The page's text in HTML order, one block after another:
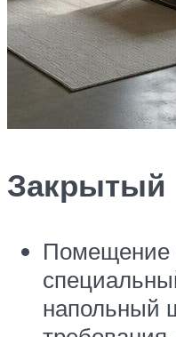
Закрытый
Помещение
напольный